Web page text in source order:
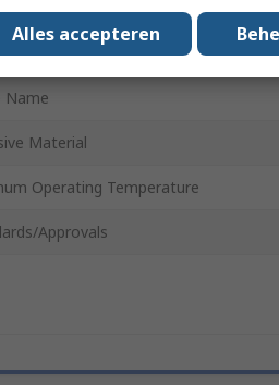
Operating Temperature
Name
Material
Operating Temperature
Approvals
Alles accepteren